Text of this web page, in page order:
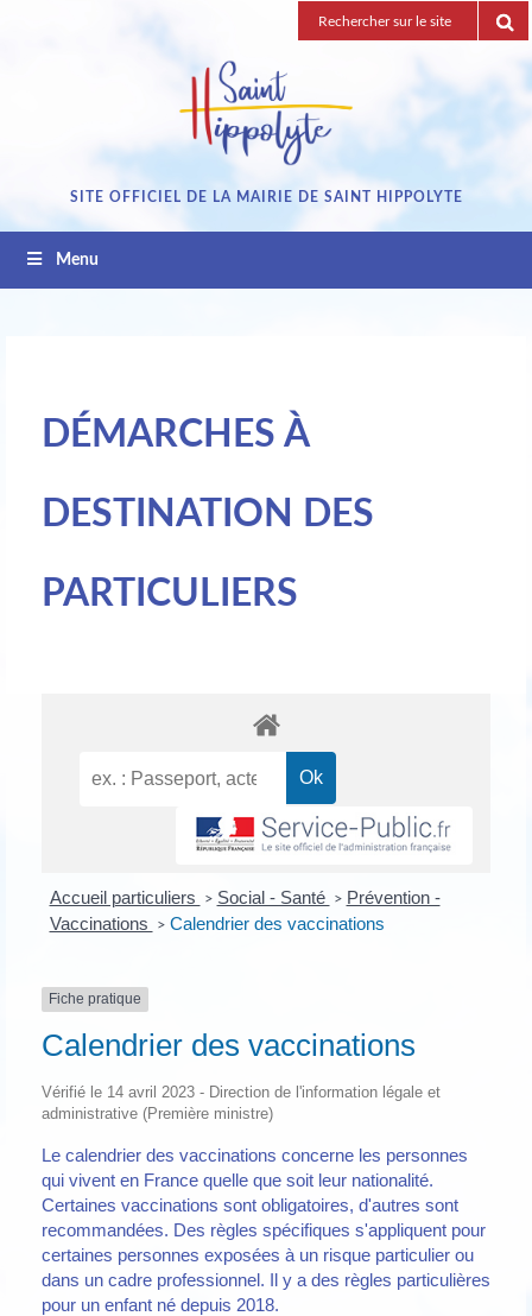
Recherche
pour
SITE OFFICIEL DE LA MAIRIE DE SAINT HIPPOLYTE
Menu
DÉMARCHES À
DESTINATION DES
PARTICULIERS
Accueil particuliers > Social - Santé > Prévention -
Vaccinations
> Calendrier des vaccinations
Fiche pratique
Calendrier des vaccinations
Vérifié le 14 avril 2023 - Direction de l'information légale et
administrative (Première ministre)
Le calendrier des vaccinations concerne les personnes
qui vivent en France quelle que soit leur nationalité.
Certaines vaccinations sont obligatoires, d'autres sont
recommandées. Des règles spécifiques s'appliquent pour
certaines personnes exposées à un risque particulier ou
dans un cadre professionnel. Il y a des règles particulières
pour un enfant né depuis 2018.